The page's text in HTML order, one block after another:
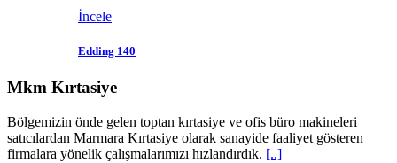
İncele
Edding 140
Mkm Kırtasiye
Bölgemizin önde gelen toptan kırtasiye ve ofis büro makineleri
satıcılardan Marmara Kırtasiye olarak sanayide faaliyet gösteren
firmalara yönelik çalışmalarımızı hızlandırdık. [..]